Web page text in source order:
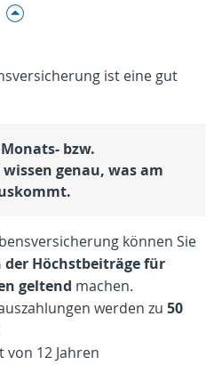
ist eine gut
bzw.
genau, was am
können Sie
Höchstbeiträge für
geltend machen.
werden zu 50
12 Jahren